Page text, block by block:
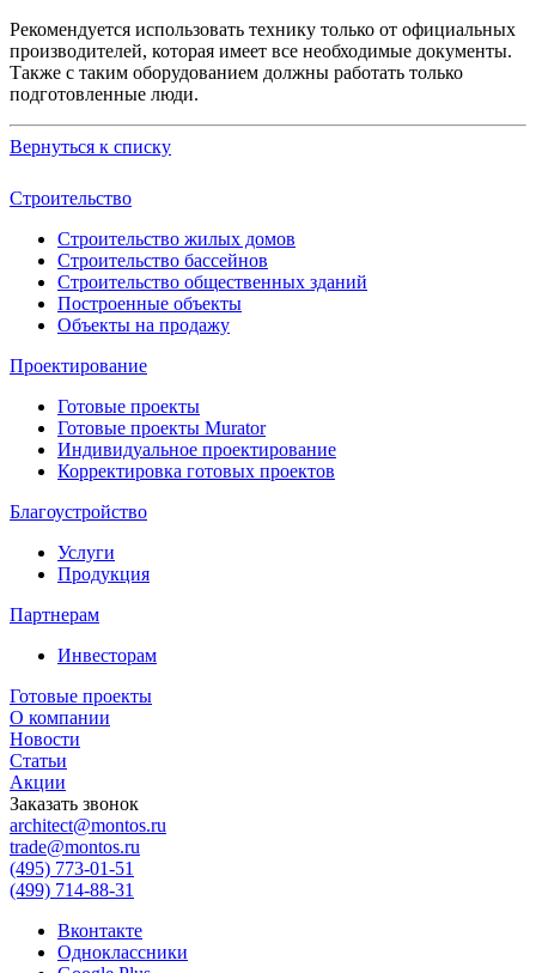
Рекомендуется использовать технику только от официальных
производителей, которая имеет все необходимые документы.
Также с таким оборудованием должны работать только
подготовленные люди.
Вернуться к списку
Строительство
Строительство жилых домов
Строительство бассейнов
Строительство общественных зданий
Построенные объекты
Объекты на продажу
Проектирование
Готовые проекты
Готовые проекты Murator
Индивидуальное проектирование
Корректировка готовых проектов
Благоустройство
Услуги
Продукция
Партнерам
Инвесторам
Готовые проекты
О компании
Новости
Статьи
Акции
Заказать звонок
architect@montos.ru
trade@montos.ru
(495) 773-01-51
(499) 714-88-31
Вконтакте
Одноклассники